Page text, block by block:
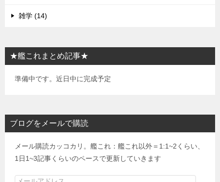
雑学 (14)
★艦これまとめ記事★
準備中です。近日中に完成予定
ブログをメールで購読
メール購読カッコカリ。艦これ：艦これ以外＝1:1~2くらい、
1日1~3記事くらいのペースで更新していきます